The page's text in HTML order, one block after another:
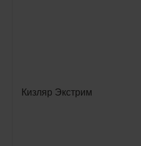
Кизляр Экстрим